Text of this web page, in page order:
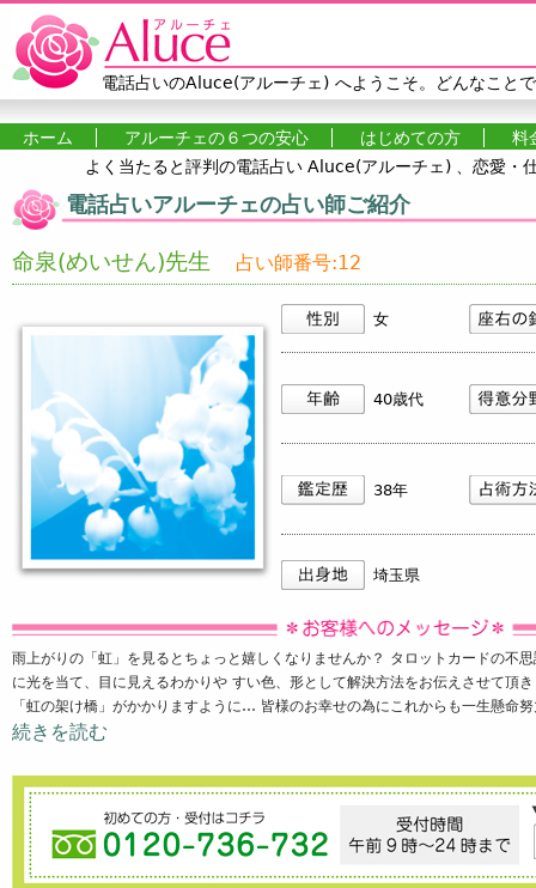
Jump to navigation
電話占いのAluce(アルーチェ) へようこそ。どんなこと
メインメニュー
ホーム アルーチェの６つの安心 はじめての方
料
よく当たると評判の電話占い Aluce(アルーチェ) 、恋愛・
電話占いアルーチェの占い師ご紹介
命泉(めいせん)先生 占い師番号:12
女
40歳代
38年
埼玉県
雨上がりの「虹」を見るとちょっと嬉しくなりませんか？ タロットカードの不
に光を当て、目に見えるわかりや すい色、形として解決方法をお伝えさせて頂
「虹の架け橋」がかかりますように… 皆様のお幸せの為にこれからも一生懸命
続きを読む